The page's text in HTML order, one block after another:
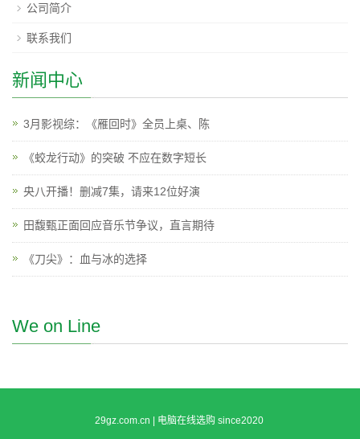
公司简介
联系我们
新闻中心
3月影视综：《雁回时》全员上桌、陈
《蛟龙行动》的突破 不应在数字短长
央八开播！删减7集，请来12位好演
田馥甄正面回应音乐节争议，直言期待
《刀尖》：血与冰的选择
We on Line
29gz.com.cn | 电脑在线选购 since2020